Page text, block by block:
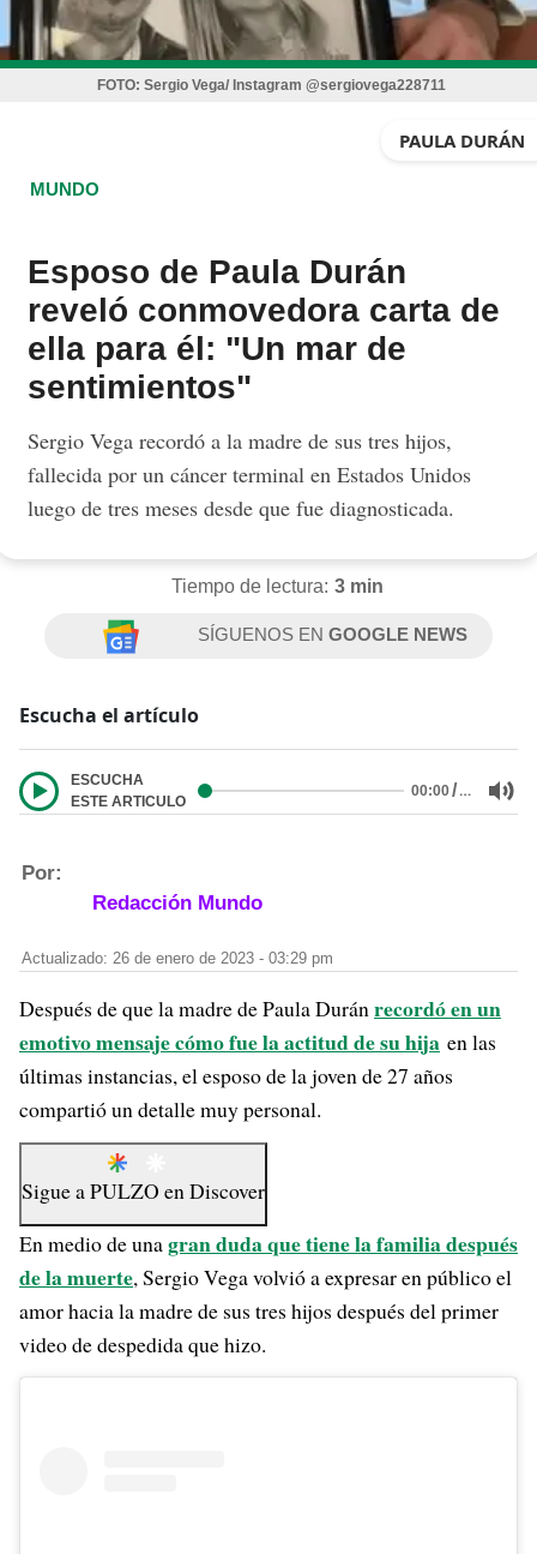
FOTO: Sergio Vega/ Instagram @sergiovega228711
PAULA DURÁN
MUNDO
Esposo de Paula Durán
reveló conmovedora carta de
ella para él: "Un mar de
sentimientos"
Sergio Vega recordó a la madre de sus tres hijos,
fallecida por un cáncer terminal en Estados Unidos
luego de tres meses desde que fue diagnosticada.
Tiempo de lectura: 3 min
SÍGUENOS ENGOOGLE NEWS
Escucha el artículo
ESCUCHA
ESTE ARTICULO
00:00/…
Por:
Redacción Mundo
Actualizado: 26 de enero de 2023 - 03:29 pm
Después de que la madre de Paula Duránrecordó en un
emotivo mensaje cómo fue la actitud de su hija en las
últimas instancias, el esposo de la joven de 27 años
compartió un detalle muy personal.
Sigue aPULZO enDiscover
En medio de unagran duda que tiene la familia después
de la muerte, Sergio Vega volvió a expresar en público el
amor hacia la madre de sus tres hijos después del primer
video de despedida que hizo.